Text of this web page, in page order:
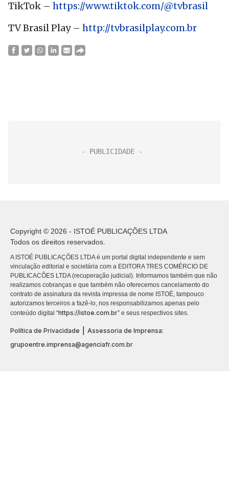
TikTok – https://www.tiktok.com/@tvbrasil
TV Brasil Play – http://tvbrasilplay.com.br
Copyright © 2026 - ISTOÉ PUBLICAÇÕES LTDA
Todos os direitos reservados.
A ISTOÉ PUBLICAÇÕES LTDA é um portal digital independente e sem
vinculação editorial e societária com a EDITORA TRES COMÉRCIO DE
PUBLICACÕES LTDA (recuperação judicial). Informamos também que não
realizamos cobranças e que também não oferecemos cancelamento do
contrato de assinatura da revista impressa de nome ISTOÉ, tampouco
autorizamos terceiros a fazê-lo, nos responsabilizamos apenas pelo
conteúdo digital “https://istoe.com.br” e seus respectivos sites.
Política de Privacidade
Assessoria de Imprensa:
grupoentre.imprensa@agenciafr.com.br